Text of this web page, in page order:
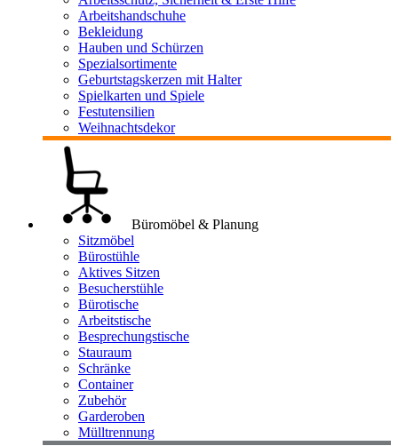
Arbeitshandschuhe
Bekleidung
Hauben und Schürzen
Spezialsortimente
Geburtstagskerzen mit Halter
Spielkarten und Spiele
Festutensilien
Weihnachtsdekor
Büromöbel & Planung
Sitzmöbel
Bürostühle
Aktives Sitzen
Besucherstühle
Bürotische
Arbeitstische
Besprechungstische
Stauraum
Schränke
Container
Zubehör
Garderoben
Mülltrennung